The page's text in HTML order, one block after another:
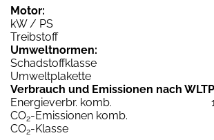
Motor:
kW / PS
Treibstoff
Umweltnormen:
Schadstoffklasse
Umweltplakette
Verbrauch und Emissionen nach
Energieverbr. komb.
CO2-Emissionen komb.
CO2-Klasse